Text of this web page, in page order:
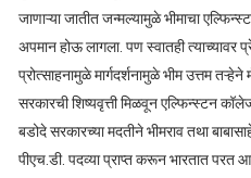
जाणाऱ्या जातीत जन्मल्यामुळे भीमाचा
अपमान होऊ लागला. पण स्वातही
प्रोत्साहनामुळे मार्गदर्शनामुळे भीम उत्तम तऱ्हेने
सरकारची शिष्यवृत्ती मिळवून एल्फिन्स्टन
बडोदे सरकारच्या मदतीने भीमराव तथा
पीएच.डी. पदव्या प्राप्त करून भारतात